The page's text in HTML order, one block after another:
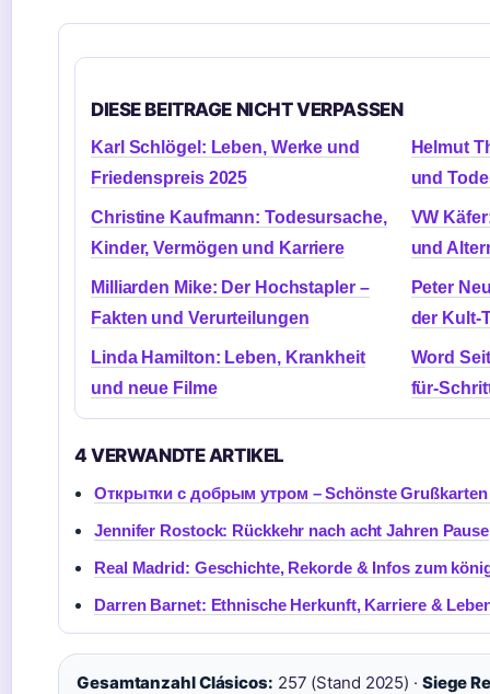
DIESE BEITRAGE NICHT VERPASSEN
Karl Schlögel: Leben, Werke und
Friedenspreis 2025
Helmut
und
Christine Kaufmann: Todesursache,
Kinder, Vermögen und Karriere
VW
und
Milliarden Mike: Der Hochstapler –
Fakten und Verurteilungen
Peter
der Kult-
Linda Hamilton: Leben, Krankheit
und neue Filme
Word
für-
4 VERWANDTE ARTIKEL
Открытки с добрым утром – Schönste
Jennifer Rostock: Rückkehr nach acht Jahren Pause
Real Madrid: Geschichte, Rekorde & Infos zum
Darren Barnet: Ethnische Herkunft, Karriere &
Gesamtanzahl Clásicos: 257 (Stand 2025) · Siege